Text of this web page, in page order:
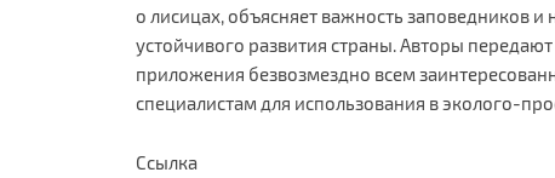
о лисицах, объясняет важность заповедников
устойчивого развития страны. Авторы
приложения безвозмездно всем
специалистам для использования в эколого-
Ссылка